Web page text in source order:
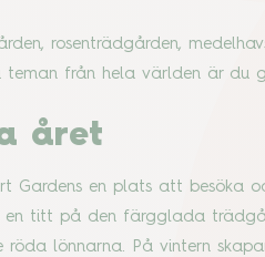
rosenträdgården,
teman från hela världen är du
året
Gardens en plats att besöka
titt på den färgglada
lönnarna. På vintern